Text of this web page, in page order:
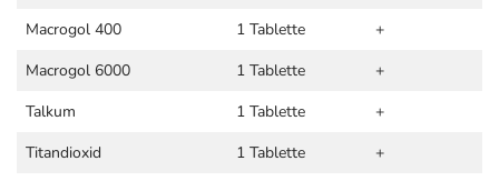
Macrogol 400
1 Tablette
+
Macrogol 6000
1 Tablette
+
Talkum
1 Tablette
+
Titandioxid
1 Tablette +